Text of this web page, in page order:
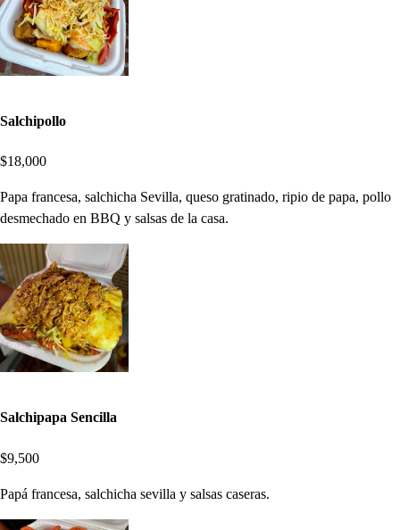
Salchipollo
$18,000
Papa francesa, salchicha Sevilla, queso gratinado, ripio de papa, pollo
desmechado en BBQ y salsas de la casa.
Salchipapa Sencilla
$9,500
Papá francesa, salchicha sevilla y salsas caseras.